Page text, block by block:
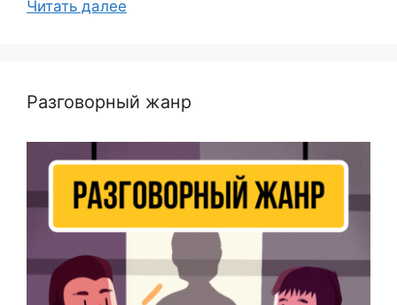
Читать далее
Разговорный жанр